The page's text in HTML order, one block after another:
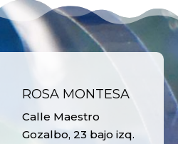
ROSA MONTESA
Calle Maestro
Gozalbo, 23 bajo izq.